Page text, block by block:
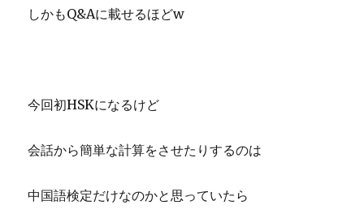
しかもQ&Aに載せるほどw
今回初HSKになるけど
会話から簡単な計算をさせたりするのは
中国語検定だけなのかと思っていたら